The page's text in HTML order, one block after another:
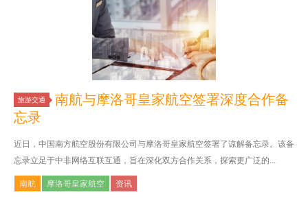
旅游交通
南航与摩洛哥皇家航空签署深度合作备
忘录
近日，中国南方航空股份有限公司与摩洛哥皇家航空签署了谅解备忘录。该备
忘录立足于中非网络互联互通，旨在深化双方合作关系，探索更广泛的...
南航 摩洛哥皇家航空 资讯